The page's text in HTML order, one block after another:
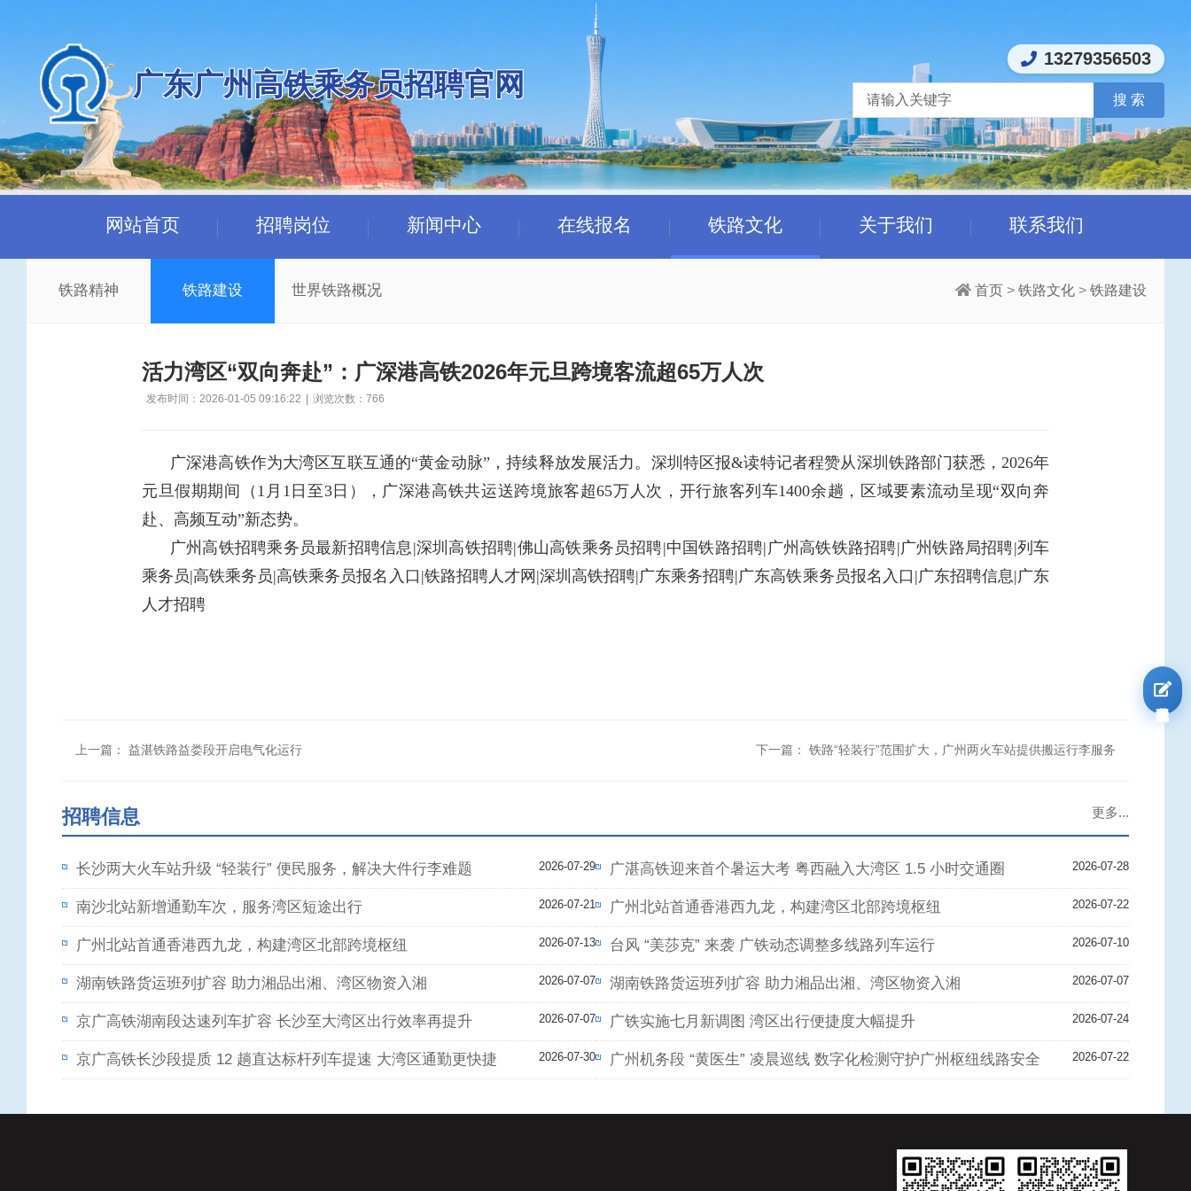
广东广州高铁乘务员招聘官网
13279356503
网站首页 招聘岗位 新闻中心 在线报名 铁路文化 关于我们 联系我们
铁路精神 铁路建设 世界铁路概况 首页 >铁路文化 >铁路建设
活力湾区“双向奔赴”：广深港高铁2026年元旦跨境客流超65万人次
发布时间：2026-01-05 09:16:22 浏览次数： 766
广深港高铁作为大湾区互联互通的“黄金动脉”，持续释放发展活力。深圳特区报&读特记者程赞从深圳铁路部门获悉，2026年
元旦假期期间（1月1日至3日），广深港高铁共运送跨境旅客超65万人次，开行旅客列车1400余趟，区域要素流动呈现“双向奔
赴、高频互动”新态势。
广州高铁招聘乘务员最新招聘信息|深圳高铁招聘|佛山高铁乘务员招聘|中国铁路招聘|广州高铁铁路招聘|广州铁路局招聘|列车
乘务员|高铁乘务员|高铁乘务员报名入口|铁路招聘人才网|深圳高铁招聘|广东乘务招聘|广东高铁乘务员报名入口|广东招聘信息|广东
人才招聘
上一篇： 益湛铁路益娄段开启电气化运行 下一篇： 铁路“轻装行”范围扩大，广州两火车站提供搬运行李服务
更多...
招聘信息
长沙两大火车站升级 “轻装行” 便民服务，解决大件行李难题 2026-07-29 广湛高铁迎来首个暑运大考 粤西融入大湾区 1.5 小时交通圈 2026-07-28
南沙北站新增通勤车次，服务湾区短途出行 2026-07-21 广州北站首通香港西九龙，构建湾区北部跨境枢纽 2026-07-22
广州北站首通香港西九龙，构建湾区北部跨境枢纽 2026-07-13 台风 “美莎克” 来袭 广铁动态调整多线路列车运行 2026-07-10
湖南铁路货运班列扩容 助力湘品出湘、湾区物资入湘 2026-07-07 湖南铁路货运班列扩容 助力湘品出湘、湾区物资入湘 2026-07-07
京广高铁湖南段达速列车扩容 长沙至大湾区出行效率再提升 2026-07-07 广铁实施七月新调图 湾区出行便捷度大幅提升 2026-07-24
京广高铁长沙段提质 12 趟直达标杆列车提速 大湾区通勤更快捷 2026-07-30 广州机务段 “黄医生” 凌晨巡线 数字化检测守护广州枢纽线路安全 2026-07-22
我要报名